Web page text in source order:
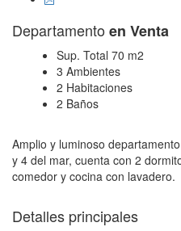
Departamento en Venta
Sup. Total 70 m2
3 Ambientes
2 Habitaciones
2 Baños
Amplio y luminoso
y 4 del mar, cuenta con 2
comedor y cocina con lavadero.
Detalles principales